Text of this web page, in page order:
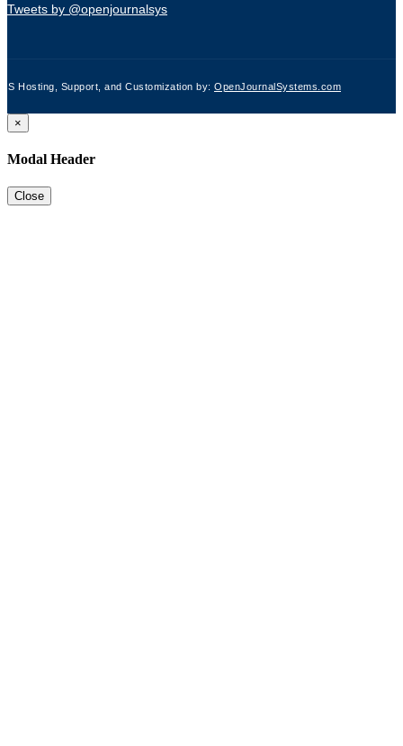
Tweets by @openjournalsys
Hosting, Support, and Customization by: OpenJournalSystems.com
×
Modal Header
Close